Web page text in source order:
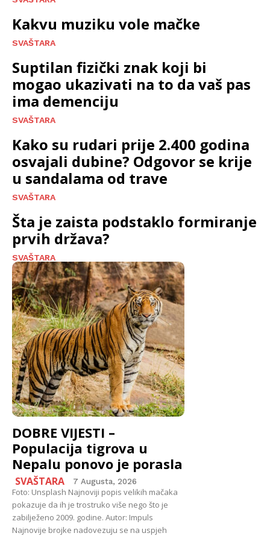
Kakvu muziku vole mačke
SVAŠTARA
Suptilan fizički znak koji bi
mogao ukazivati na to da vaš pas
ima demenciju
SVAŠTARA
Kako su rudari prije 2.400 godina
osvajali dubine? Odgovor se krije
u sandalama od trave
SVAŠTARA
Šta je zaista podstaklo formiranje
prvih država?
SVAŠTARA
DOBRE VIJESTI –
Populacija tigrova u
Nepalu ponovo je porasla
SVAŠTARA 7 Augusta, 2026
Foto: Unsplash Najnoviji popis velikih mačaka
pokazuje da ih je trostruko više nego što je
zabilježeno 2009. godine. Autor: Impuls
Najnovije brojke nadovezuju se na uspjeh